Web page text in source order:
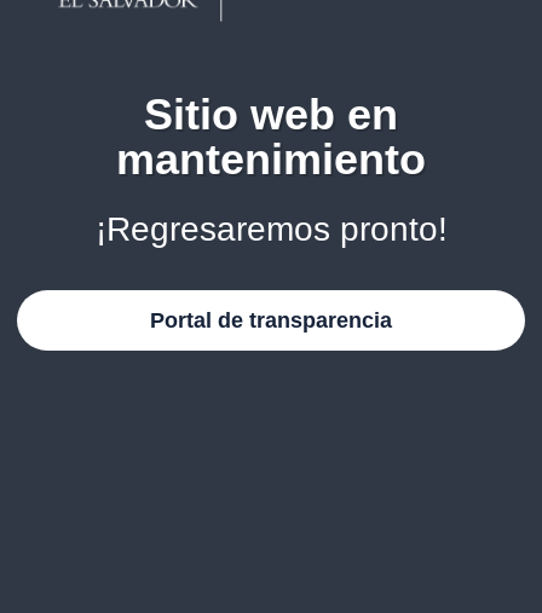
Sitio web en
mantenimiento
¡Regresaremos pronto!
Portal de transparencia